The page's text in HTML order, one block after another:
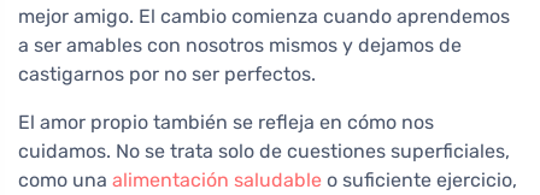
mejor amigo. El cambio comienza cuando aprendemos
a ser amables con nosotros mismos y dejamos de
castigarnos por no ser perfectos.
El amor propio también se refleja en cómo nos
cuidamos. No se trata solo de cuestiones superficiales,
como una alimentación saludable o suficiente ejercicio,